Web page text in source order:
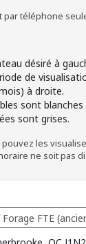
téléphone
désiré à
de
à droite.
sont
sont grises.
les
ne soit pas